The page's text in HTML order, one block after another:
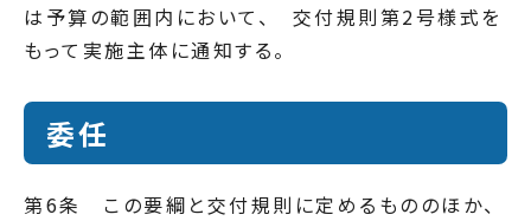
は予算の範囲内において、 交付規則第2号様式を
もって実施主体に通知する。
委任
第6条 この要綱と交付規則に定めるもののほか、